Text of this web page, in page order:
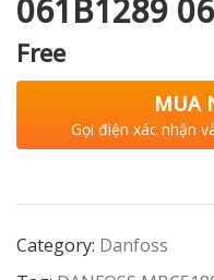
061B1289
Free
MUA
Gọi điện xác nhận
Category: Danfoss